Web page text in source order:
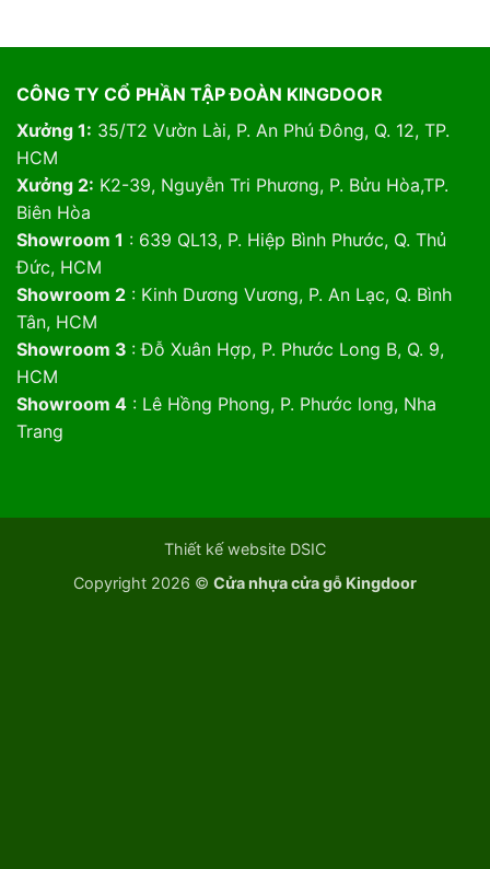
CÔNG TY CỔ PHẦN TẬP ĐOÀN KINGDOOR
Xưởng 1: 35/T2 Vườn Lài, P. An Phú Đông, Q. 12, TP.
HCM
Xưởng 2: K2-39, Nguyễn Tri Phương, P. Bửu Hòa,TP.
Biên Hòa
Showroom 1 : 639 QL13, P. Hiệp Bình Phước, Q. Thủ
Đức, HCM
Showroom 2: Kinh Dương Vương, P. An Lạc, Q. Bình
Tân, HCM
Showroom 3 : Đỗ Xuân Hợp, P. Phước Long B, Q. 9,
HCM
Showroom 4: Lê Hồng Phong, P. Phước long, Nha
Trang
Thiết kế website DSIC
Copyright 2026 © Cửa nhựa cửa gỗ Kingdoor